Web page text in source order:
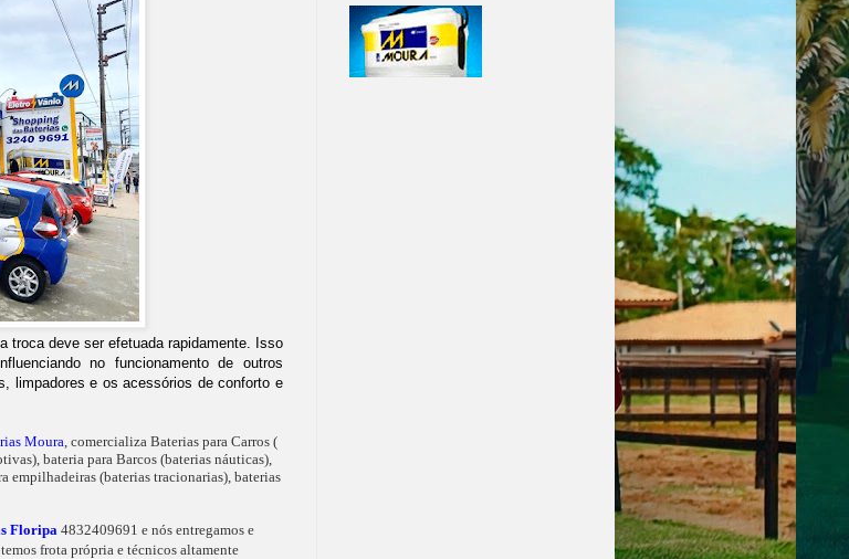
troca deve ser efetuada rapidamente. Isso
no funcionamento de outros
limpadores e os acessórios de conforto e
Moura , comercializa Baterias para Carros (
bateria para Barcos (baterias náuticas),
empilhadeiras (baterias tracionarias), baterias
Floripa 4832409691 e nós entregamos e
frota própria e técnicos altamente